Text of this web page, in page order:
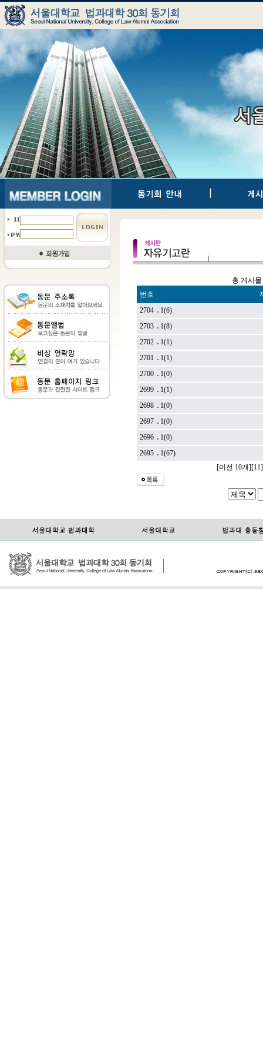
총 게시
번호
2704
1(6)
2703
1(8)
2702
1(1)
2701
1(1)
2700
1(0)
2699
1(1)
2698
1(0)
2697
1(0)
2696
1(0)
2695
1(67)
[이전 10개][11]